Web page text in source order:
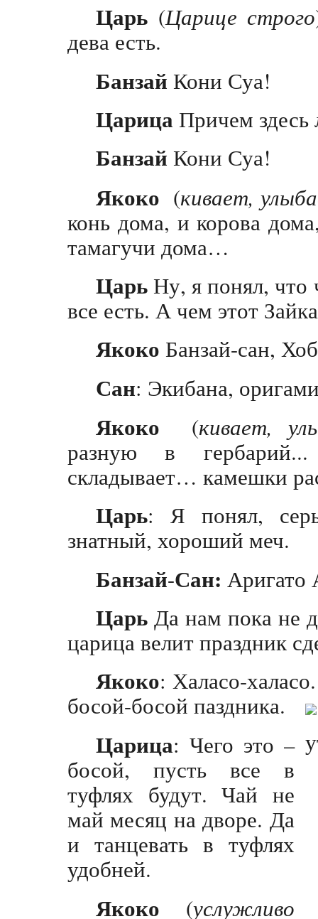
Царь (Царице строго
дева есть.
Банзай Кони Суа!
Царица Причем
Банзай Кони Суа!
Якоко (кивает,
конь дома, и корова
тамагучи дома…
Царь Ну, я понял, что
все есть. А чем этот
Якоко Банзай-сан,
Сан: Экибана,
Якоко (кивает,
разную в
складывает… камешки
Царь: Я понял,
знатный, хороший меч.
Банзай-Сан: Аригато
Царь Да нам пока не
царица велит праздник
Якоко: Халасо-
босой-босой паздника.
Царица: Чего это –
босой, пусть все в
туфлях будут. Чай не
май месяц на дворе. Да
и танцевать в туфлях
удобней.
Якоко (услужливо